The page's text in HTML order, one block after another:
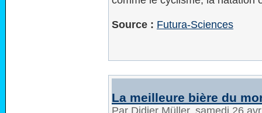
Source : Futura-Sciences
La meilleure bière du
Par Didier Müller, samedi 26